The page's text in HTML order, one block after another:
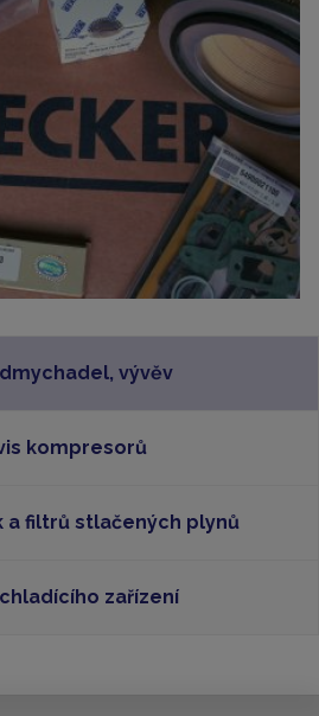
vývěv
kompresorů
a filtrů stlačených plynů
zařízení